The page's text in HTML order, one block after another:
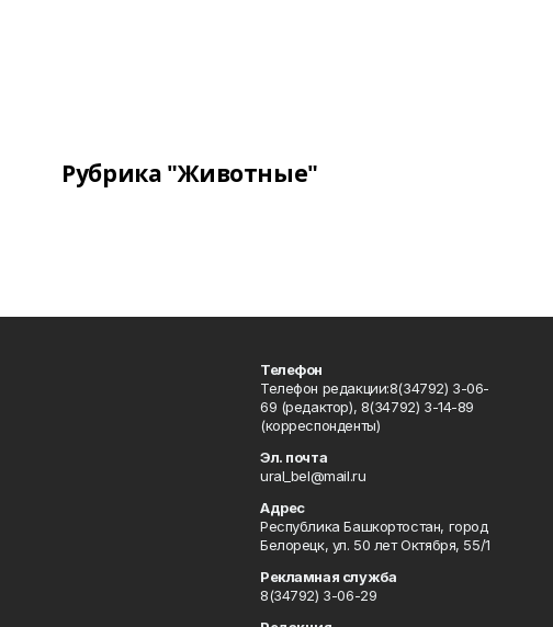
Рубрика "Животные"
Телефон
Телефон редакции:8(34792) 3-06-
69 (редактор), 8(34792) 3-14-89
(корреспонденты)
Эл. почта
ural_bel@mail.ru
Адрес
Республика Башкортостан, город
Белорецк, ул. 50 лет Октября, 55/1
Рекламная служба
8(34792) 3-06-29